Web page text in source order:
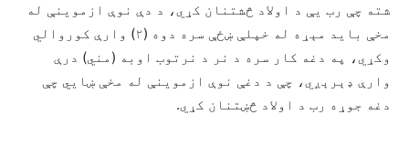
شته چې رب یې د اولاد څشتنان کړي، د دې نوې ازموینې له
مخې باید مېړه له خپلې ښځې سره دوه (۲) وارې کوروالي
وکړي، په دغه کار سره د نر د نرتوب اوبه (مني) درې
وارې ډېرېږي، چې د دغې نوې ازموینې له مخې ښایي چې
دغه جوړه رب د اولاد څښتنان کړي.